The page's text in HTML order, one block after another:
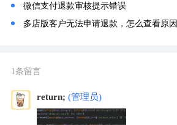
微信支付退款审核提示错误
多店版客户无法申请退款，怎么查看原因
1条留言
return; (管理员)